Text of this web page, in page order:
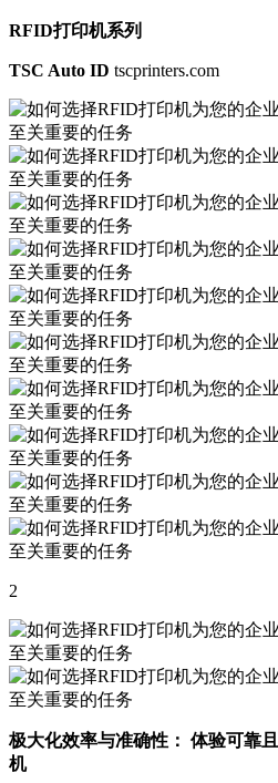
RFID打印机系列
TSC Auto ID tscprinters.com
2
极大化效率与准确性： 体验可靠
机